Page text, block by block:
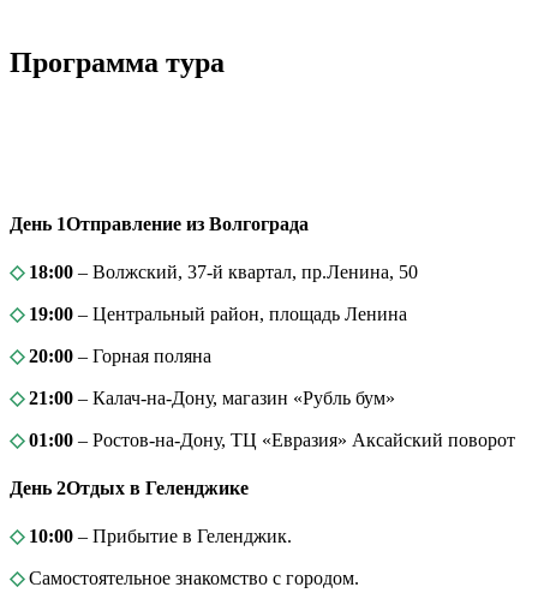
Программа тура
День 1Отправление из Волгограда
◇18:00 – Волжский, 37-й квартал, пр.Ленина, 50
◇19:00 – Центральный район, площадь Ленина
◇20:00 – Горная поляна
◇21:00 – Калач-на-Дону, магазин «Рубль бум»
◇01:00 – Ростов-на-Дону, ТЦ «Евразия» Аксайский поворот
День 2Отдых в Геленджике
◇10:00 – Прибытие в Геленджик.
◇Самостоятельное знакомство с городом.